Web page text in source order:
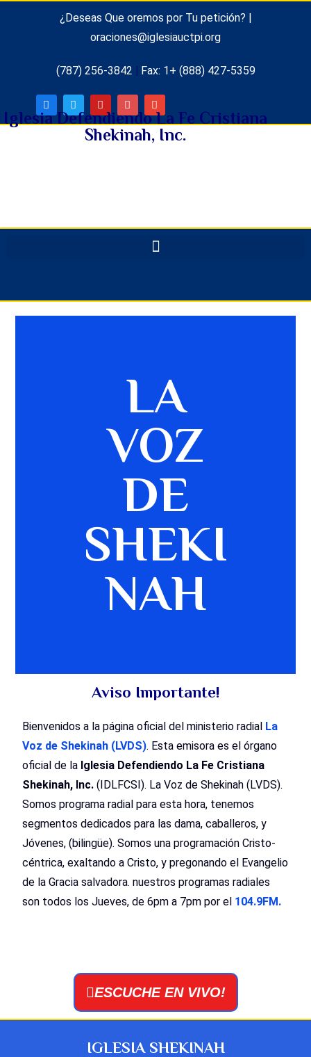
¿Deseas Que oremos por Tu petición? |
oraciones@iglesiauctpi.org
(787) 256-3842 | Fax: 1+ (888) 427-5359
Iglesia Defendiendo La Fe Cristiana
Shekinah, Inc.
LA
VOZ
DE
SHEKI
NAH
Aviso Importante!
Bienvenidos a la página oficial del ministerio radial La
Voz de Shekinah (LVDS). Esta emisora es el órgano
oficial de la Iglesia Defendiendo La Fe Cristiana
Shekinah, Inc. (IDLFCSI). La Voz de Shekinah (LVDS).
Somos programa radial para esta hora, tenemos
segmentos dedicados para las dama, caballeros, y
Jóvenes, (bilingüe). Somos una programación Cristo-
céntrica, exaltando a Cristo, y pregonando el Evangelio
de la Gracia salvadora. nuestros programas radiales
son todos los Jueves, de 6pm a 7pm por el 104.9FM.
ESCUCHE EN VIVO!
IGLESIA SHEKINAH